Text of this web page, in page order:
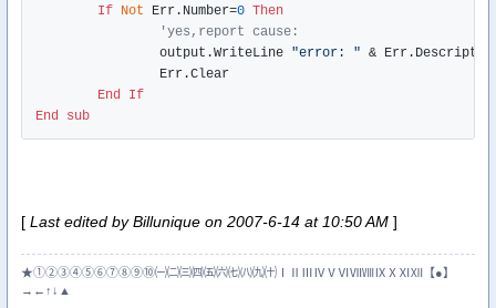
If Not Err.Number=0 Then
'yes,report cause:
		output.WriteLine
"error: " &
End If
End sub
[ Last edited by Billunique on 2007-6-14 at 10:50 AM ]
★①②③④⑤⑥⑦⑧⑨⑩㈠㈡㈢㈣㈤㈥㈦㈧㈨㈩ⅠⅡⅢⅣⅤⅥⅦⅧⅨⅩⅪⅫ【●】
→←↑↓▲